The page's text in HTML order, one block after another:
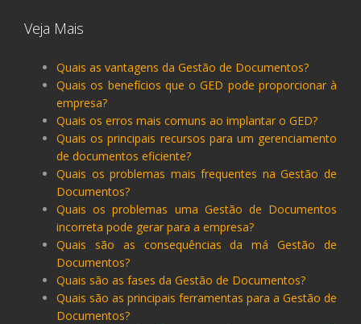
Veja Mais
Quais as vantagens da Gestão de Documentos?
Quais os benefícios que o GED pode proporcionar à
empresa?
Quais os erros mais comuns ao implantar o GED?
Quais os principais recursos para um gerenciamento
de documentos eficiente?
Quais os problemas mais frequentes na Gestão de
Documentos?
Quais os problemas uma Gestão de Documentos
incorreta pode gerar para a empresa?
Quais são as consequências da má Gestão de
Documentos?
Quais são as fases da Gestão de Documentos?
Quais são as principais ferramentas para a Gestão de
Documentos?